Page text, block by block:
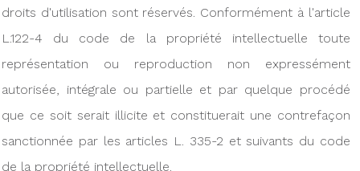
droits d'utilisation sont réservés. Conformément à l'article
L.122-4 du code de la propriété intellectuelle toute
représentation ou reproduction non expressément
autorisée, intégrale ou partielle et par quelque procédé
que ce soit serait illicite et constituerait une contrefaçon
sanctionnée par les articles L. 335-2 et suivants du code
de la propriété intellectuelle.